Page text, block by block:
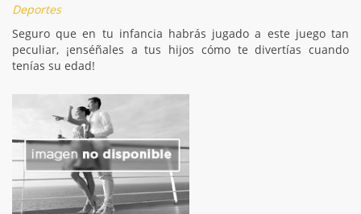
Deportes
Seguro que en tu infancia habrás jugado a este juego tan
peculiar, ¡enséñales a tus hijos cómo te divertías cuando
tenías su edad!